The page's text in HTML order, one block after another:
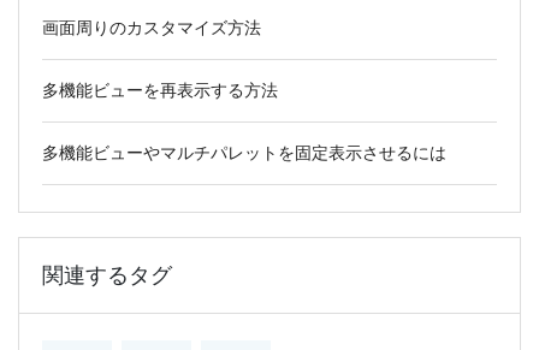
画面周りのカスタマイズ方法
多機能ビューを再表示する方法
多機能ビューやマルチパレットを固定表示させるには
関連するタグ